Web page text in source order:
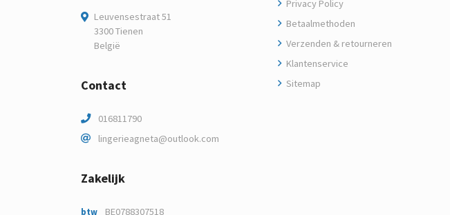
Leuvensestraat 51
3300 Tienen
België
Contact
016811790
lingerieagneta@outlook.com
Zakelijk
btw BE0788307518
Privacy Policy
Betaalmethoden
Verzenden & retourneren
Klantenservice
Sitemap